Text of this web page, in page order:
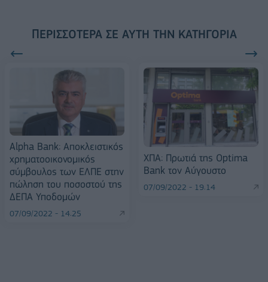
ΠΕΡΙΣΣΌΤΕΡΑ ΣΕ ΑΥΤΉ ΤΗΝ ΚΑΤΗΓΟΡΊΑ
Alpha Bank: Αποκλειστικός
χρηματοοικονομικός
σύμβουλος των ΕΛΠΕ στην
πώληση του ποσοστού της
ΔΕΠΑ Υποδομών
07/09/2022 - 14:25
ΧΠΑ: Πρωτιά της Optima
Bank τον Αύγουστο
07/09/2022 - 19:14